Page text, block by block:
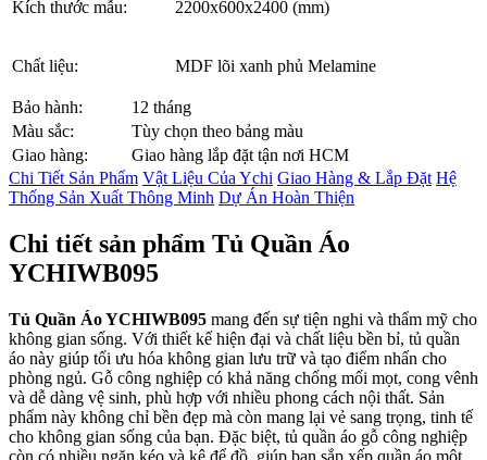
Kích thước mẫu: 2200x600x2400 (mm)
Chất liệu: MDF lõi xanh phủ Melamine
Bảo hành:
12 tháng
Màu sắc:
Tùy chọn theo bảng màu
Giao hàng:
Giao hàng lắp đặt tận nơi HCM
Chi Tiết Sản Phẩm Vật Liệu Của Ychi Giao Hàng & Lắp Đặt Hệ
Thống Sản Xuất Thông Minh Dự Án Hoàn Thiện
Chi tiết sản phẩm Tủ Quần Áo
YCHIWB095
Tủ Quần Áo YCHIWB095 mang đến sự tiện nghi và thẩm mỹ cho
không gian sống. Với thiết kế hiện đại và chất liệu bền bỉ, tủ quần
áo này giúp tối ưu hóa không gian lưu trữ và tạo điểm nhấn cho
phòng ngủ. Gỗ công nghiệp có khả năng chống mối mọt, cong vênh
và dễ dàng vệ sinh, phù hợp với nhiều phong cách nội thất. Sản
phẩm này không chỉ bền đẹp mà còn mang lại vẻ sang trọng, tinh tế
cho không gian sống của bạn. Đặc biệt, tủ quần áo gỗ công nghiệp
còn có nhiều ngăn kéo và kệ để đồ, giúp bạn sắp xếp quần áo một